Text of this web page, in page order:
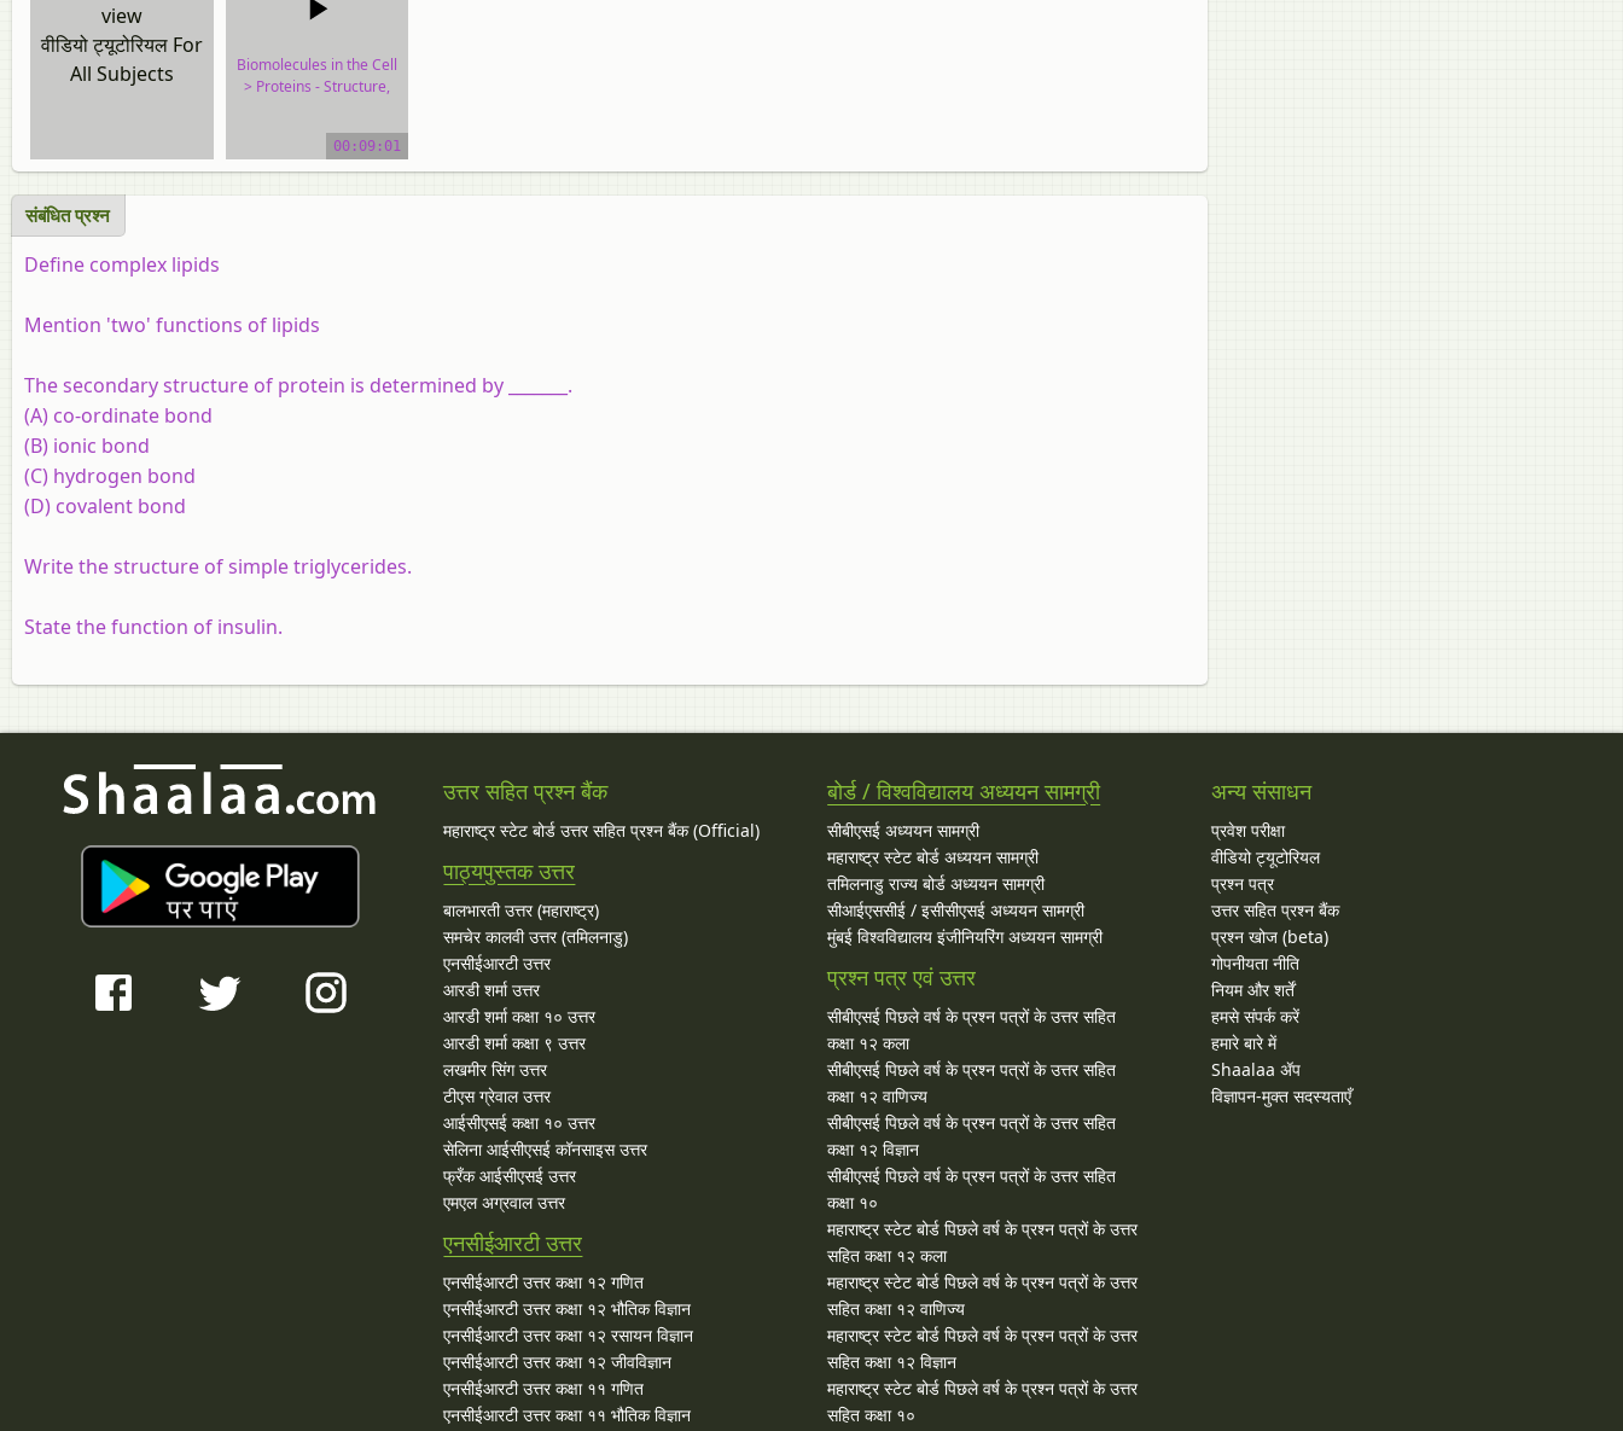
view
वीडियो ट्यूटोरियल For
All Subjects
Biomolecules in the Cell
> Proteins - Structure,
Functions
video tutorial
00:09:01
संबंधित प्रश्न
Define complex lipids
Mention 'two' functions of lipids
The secondary structure of protein is determined by _______.
(A) co-ordinate bond
(B) ionic bond
(C) hydrogen bond
(D) covalent bond
Write the structure of simple triglycerides.
State the function of insulin.
उत्तर सहित प्रश्न बैंक
महाराष्ट्र स्टेट बोर्ड उत्तर सहित प्रश्न बैंक (Official)
पाठ्यपुस्तक उत्तर
बालभारती उत्तर (महाराष्ट्र)
समचेर कालवी उत्तर (तमिलनाडु)
एनसीईआरटी उत्तर
आरडी शर्मा उत्तर
आरडी शर्मा कक्षा १० उत्तर
आरडी शर्मा कक्षा ९ उत्तर
लखमीर सिंग उत्तर
टीएस ग्रेवाल उत्तर
आईसीएसई कक्षा १० उत्तर
सेलिना आईसीएसई कॉनसाइस उत्तर
फ्रँक आईसीएसई उत्तर
एमएल अग्रवाल उत्तर
एनसीईआरटी उत्तर
एनसीईआरटी उत्तर कक्षा १२ गणित
एनसीईआरटी उत्तर कक्षा १२ भौतिक विज्ञान
एनसीईआरटी उत्तर कक्षा १२ रसायन विज्ञान
एनसीईआरटी उत्तर कक्षा १२ जीवविज्ञान
एनसीईआरटी उत्तर कक्षा ११ गणित
एनसीईआरटी उत्तर कक्षा ११ भौतिक विज्ञान
बोर्ड / विश्वविद्यालय अध्ययन सामग्री
सीबीएसई अध्ययन सामग्री
महाराष्ट्र स्टेट बोर्ड अध्ययन सामग्री
तमिलनाडु राज्य बोर्ड अध्ययन सामग्री
सीआईएससीई / इसीसीएसई अध्ययन सामग्री
मुंबई विश्वविद्यालय इंजीनियरिंग अध्ययन सामग्री
प्रश्न पत्र एवं उत्तर
सीबीएसई पिछले वर्ष के प्रश्न पत्रों के उत्तर सहित
कक्षा १२ कला
सीबीएसई पिछले वर्ष के प्रश्न पत्रों के उत्तर सहित
कक्षा १२ वाणिज्य
सीबीएसई पिछले वर्ष के प्रश्न पत्रों के उत्तर सहित
कक्षा १२ विज्ञान
सीबीएसई पिछले वर्ष के प्रश्न पत्रों के उत्तर सहित
कक्षा १०
महाराष्ट्र स्टेट बोर्ड पिछले वर्ष के प्रश्न पत्रों के उत्तर
सहित कक्षा १२ कला
महाराष्ट्र स्टेट बोर्ड पिछले वर्ष के प्रश्न पत्रों के उत्तर
सहित कक्षा १२ वाणिज्य
महाराष्ट्र स्टेट बोर्ड पिछले वर्ष के प्रश्न पत्रों के उत्तर
सहित कक्षा १२ विज्ञान
महाराष्ट्र स्टेट बोर्ड पिछले वर्ष के प्रश्न पत्रों के उत्तर
सहित कक्षा १०
अन्य संसाधन
प्रवेश परीक्षा
वीडियो ट्यूटोरियल
प्रश्न पत्र
उत्तर सहित प्रश्न बैंक
प्रश्न खोज (beta)
गोपनीयता नीति
नियम और शर्तें
हमसे संपर्क करें
हमारे बारे में
Shaalaa ॲप
विज्ञापन-मुक्त सदस्यताएँ